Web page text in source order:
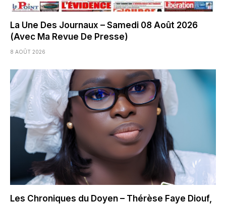
La Une Des Journaux – Samedi 08 Août 2026
(Avec Ma Revue De Presse)
8 AOÛT 2026
Les Chroniques du Doyen – Thérèse Faye Diouf,